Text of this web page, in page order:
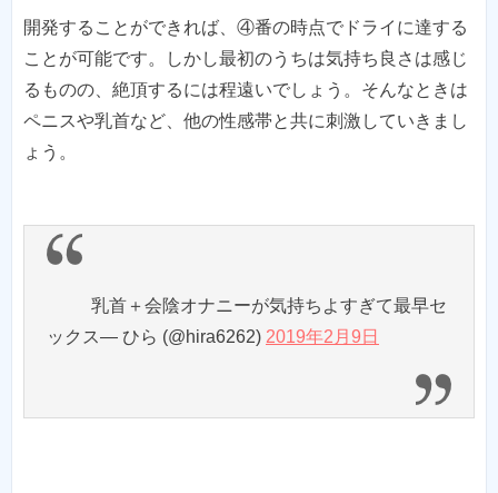
開発することができれば、④番の時点でドライに達する
ことが可能です。しかし最初のうちは気持ち良さは感じ
るものの、絶頂するには程遠いでしょう。そんなときは
ペニスや乳首など、他の性感帯と共に刺激していきまし
ょう。
乳首＋会陰オナニーが気持ちよすぎて最早セ
ックス— ひら (@hira6262) 2019年2月9日